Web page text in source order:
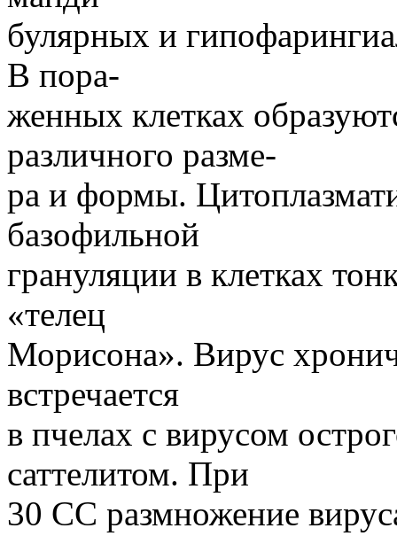
булярных и
В пора-
женных клетках
различного разме-
ра и формы.
базофильной
грануляции в клетках
«телец
Морисона». Вирус
встречается
в пчелах с вирусом
саттелитом. При
30 СС размножение